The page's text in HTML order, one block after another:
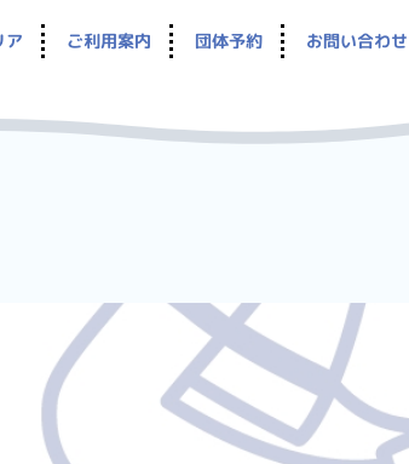
ア ご利用案内 団体予約 お問い合わせ